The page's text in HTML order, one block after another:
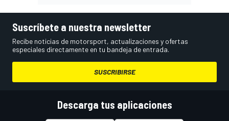
Suscríbete a nuestra newsletter
Recibe noticias de motorsport, actualizaciones y ofertas
especiales directamente en tu bandeja de entrada.
SUSCRIBIRSE
Descarga tus aplicaciones